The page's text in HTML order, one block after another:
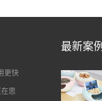
更快
思
最新案